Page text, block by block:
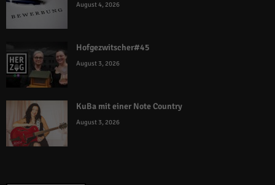
August 4, 2026
Hofgezwitscher#45
August 3, 2026
KuBa mit einer Note Country
August 3, 2026